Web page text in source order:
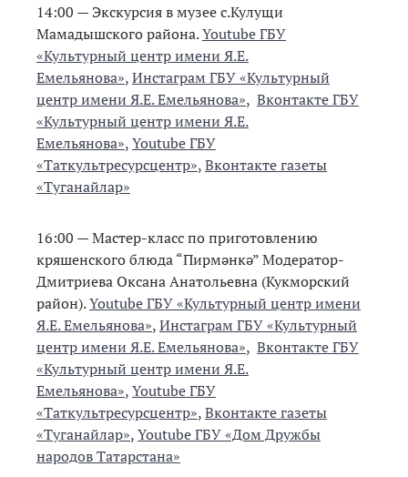
14:00 — Экскурсия в музее с.Кулущи
Мамадышского района.Youtube ГБУ
«Культурный центр имени Я.Е.
Емельянова»,Инстаграм ГБУ «Культурный
центр имени Я.Е. Емельянова», Вконтакте ГБУ
«Культурный центр имени Я.Е.
Емельянова»,Youtube ГБУ
«Таткультресурсцентр»,Вконтакте газеты
«Туганайлар»
16:00 — Мастер-класс по приготовлению
кряшенского блюда “Пирмәнкә” Модератор-
Дмитриева Оксана Анатольевна (Кукморский
район).Youtube ГБУ «Культурный центр имени
Я.Е. Емельянова»,Инстаграм ГБУ «Культурный
центр имени Я.Е. Емельянова», Вконтакте ГБУ
«Культурный центр имени Я.Е.
Емельянова»,Youtube ГБУ
«Таткультресурсцентр»,Вконтакте газеты
«Туганайлар»,Youtube ГБУ «Дом Дружбы
народов Татарстана»